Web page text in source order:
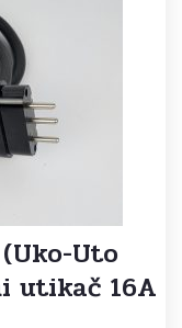
Uto
utikač 16A